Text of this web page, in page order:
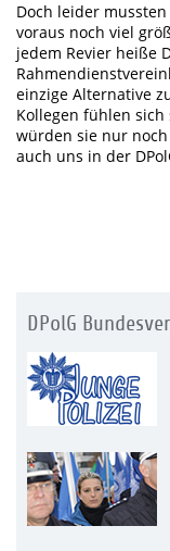
Doch leider
voraus noch viel
jedem Revier heiße
einzige Alternative
Kollegen fühlen sich
würden sie nur
auch uns in der
DPolG